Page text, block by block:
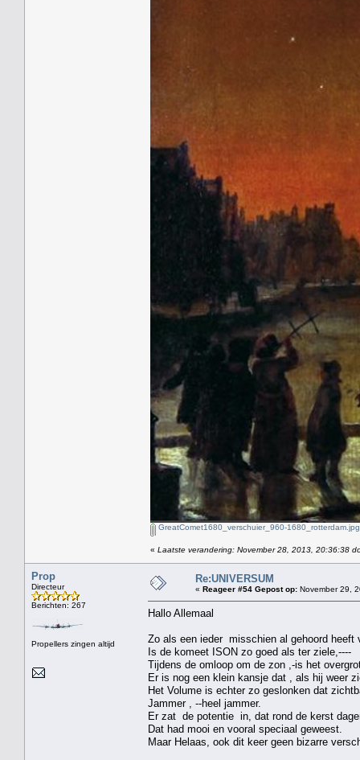
GreatComet1680_verschuier_960-1680_rotterdam.jpg
« Laatste verandering: November 28, 2013, 20:36:38
Prop
Directeur
Berichten: 267
Propellers zingen altijd
Re:UNIVERSUM
« Reageer #54 Gepost op: November 29,
Hallo Allemaal
Zo als een ieder misschien al gehoord heeft
Is de komeet ISON zo goed als ter ziele,----
Tijdens de omloop om de zon ,-is het
Er is nog een klein kansje dat , als hij weer
Het Volume is echter zo geslonken dat
Jammer , --heel jammer.
Er zat de potentie in, dat rond de kerst
Dat had mooi en vooral speciaal geweest.
Maar Helaas, ook dit keer geen bizarre